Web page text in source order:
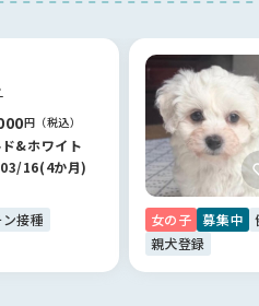
円（税込）
&ホワイト
16(4か月)
接種
女の子 募集中
親犬登録